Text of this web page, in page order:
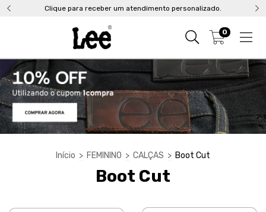
Clique para receber um atendimento personalizado.
0
Início > FEMININO > CALÇAS > Boot Cut
Boot Cut